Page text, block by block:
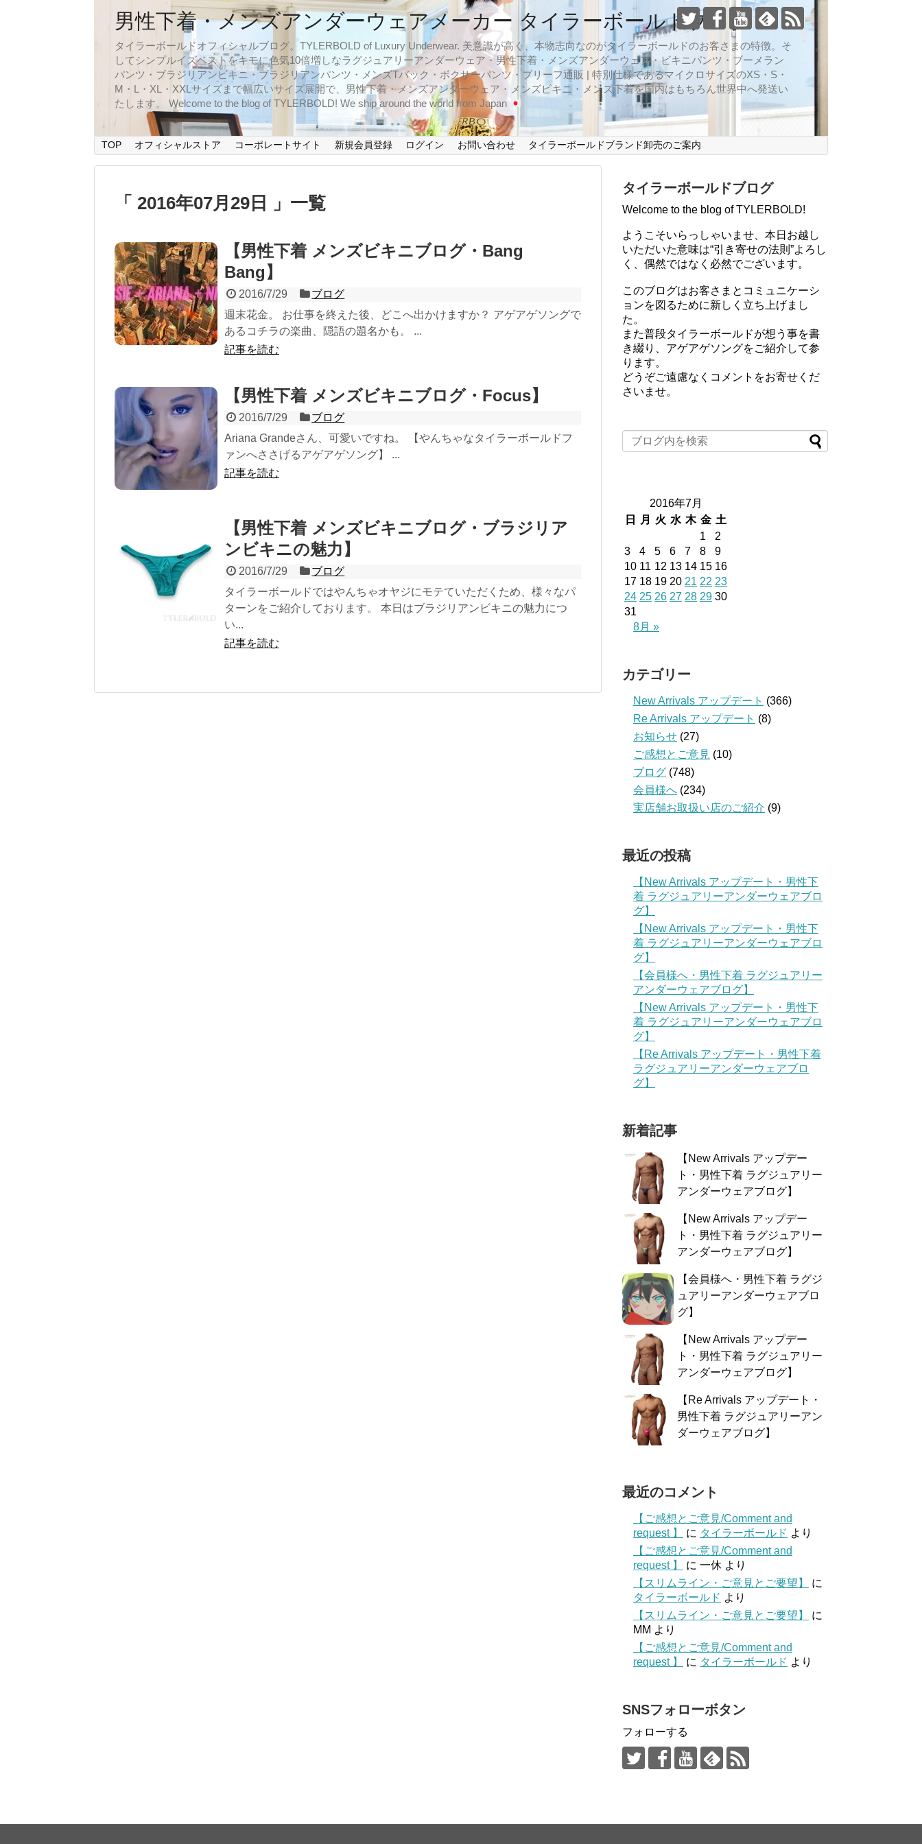
男性下着・メンズアンダーウェアメーカー タイラーボールドブログ
タイラーボールドオフィシャルブログ。TYLERBOLD of Luxury Underwear. 美意識が高く、本物志向なのがタイラーボールドのお客さまの特徴。そ
してシンプルイズベストをキモに色気10倍増しなラグジュアリーアンダーウェア・男性下着・メンズアンダーウェア・ビキニパンツ・ブーメラン
パンツ・ブラジリアンビキニ・ブラジリアンパンツ・メンズTバック・ボクサーパンツ・ブリーフ通販 | 特別仕様であるマイクロサイズのXS・S・
M・L・XL・XXLサイズまで幅広いサイズ展開で、男性下着・メンズアンダーウェア・メンズビキニ・メンズ下着を国内はもちろん世界中へ発送い
たします。 Welcome to the blog of TYLERBOLD! We ship around the world from Japan
TOP オフィシャルストア コーポレートサイト 新規会員登録 ログイン お問い合わせ タイラーボールドブランド卸売のご案内
「 2016年07月29日 」一覧
【男性下着 メンズビキニブログ・Bang
Bang】
2016/7/29
ブログ
週末花金。 お仕事を終えた後、どこへ出かけますか？ アゲアゲソングで
あるコチラの楽曲、隠語の題名かも。 ...
記事を読む
【男性下着 メンズビキニブログ・Focus】
2016/7/29
ブログ
Ariana Grandeさん、可愛いですね。 【やんちゃなタイラーボールドフ
ァンへささげるアゲアゲソング】 ...
記事を読む
【男性下着 メンズビキニブログ・ブラジリア
ンビキニの魅力】
2016/7/29
ブログ
タイラーボールドではやんちゃオヤジにモテていただくため、様々なパ
ターンをご紹介しております。 本日はブラジリアンビキニの魅力につ
い...
記事を読む
タイラーボールドブログ
Welcome to the blog of TYLERBOLD!
ようこそいらっしゃいませ、本日お越し
いただいた意味は“引き寄せの法則”よろし
く、偶然ではなく必然でございます。
このブログはお客さまとコミュニケーシ
ョンを図るために新しく立ち上げまし
た。
また普段タイラーボールドが想う事を書
き綴り、アゲアゲソングをご紹介して参
ります。
どうぞご遠慮なくコメントをお寄せくだ
さいませ。
2016年7月
日
月 火 水 木 金 土
1
2
3
4 5 6 7 8
9
10 11 12 13 14 15 16
17 18 19 20 21 22 23
24 25 26 27 28 29 30
31
8月 »
カテゴリー
New Arrivals アップデート (366)
Re Arrivals アップデート (8)
お知らせ (27)
ご感想とご意見 (10)
ブログ (748)
会員様へ (234)
実店舗お取扱い店のご紹介 (9)
最近の投稿
【New Arrivals アップデート・男性下
着 ラグジュアリーアンダーウェアブロ
グ】
【New Arrivals アップデート・男性下
着 ラグジュアリーアンダーウェアブロ
グ】
【会員様へ・男性下着 ラグジュアリー
アンダーウェアブログ】
【New Arrivals アップデート・男性下
着 ラグジュアリーアンダーウェアブロ
グ】
【Re Arrivals アップデート・男性下着
ラグジュアリーアンダーウェアブロ
グ】
新着記事
【New Arrivals アップデー
ト・男性下着 ラグジュアリー
アンダーウェアブログ】
【New Arrivals アップデー
ト・男性下着 ラグジュアリー
アンダーウェアブログ】
【会員様へ・男性下着 ラグジ
ュアリーアンダーウェアブロ
グ】
【New Arrivals アップデー
ト・男性下着 ラグジュアリー
アンダーウェアブログ】
【Re Arrivals アップデート・
男性下着 ラグジュアリーアン
ダーウェアブログ】
最近のコメント
【ご感想とご意見/Comment and
request 】
に タイラーボールド より
【ご感想とご意見/Comment and
request 】
に 一休 より
【スリムライン・ご意見とご要望】
に
タイラーボールド より
【スリムライン・ご意見とご要望】
に
MM より
【ご感想とご意見/Comment and
request 】
に タイラーボールド より
SNSフォローボタン
フォローする